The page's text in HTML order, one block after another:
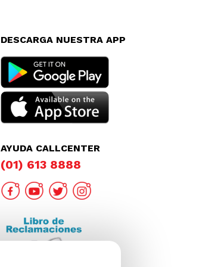
DESCARGA NUESTRA APP
AYUDA CALLCENTER
(01) 613 8888